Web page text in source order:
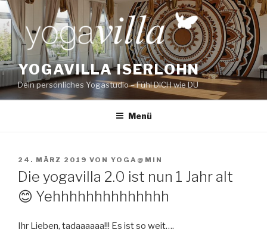
Zum
Inhalt
springen
YOGAVILLA ISERLOHN
Dein persönliches Yogastudio – Fühl DICH wie DU
Menü
VERÖFFENTLICHT
AM
24. MÄRZ 2019 VON YOGA@MIN
Die yogavilla 2.0 ist nun 1 Jahr alt
😊 Yehhhhhhhhhhhhhh
Ihr Lieben, tadaaaaaa!!! Es ist so weit….